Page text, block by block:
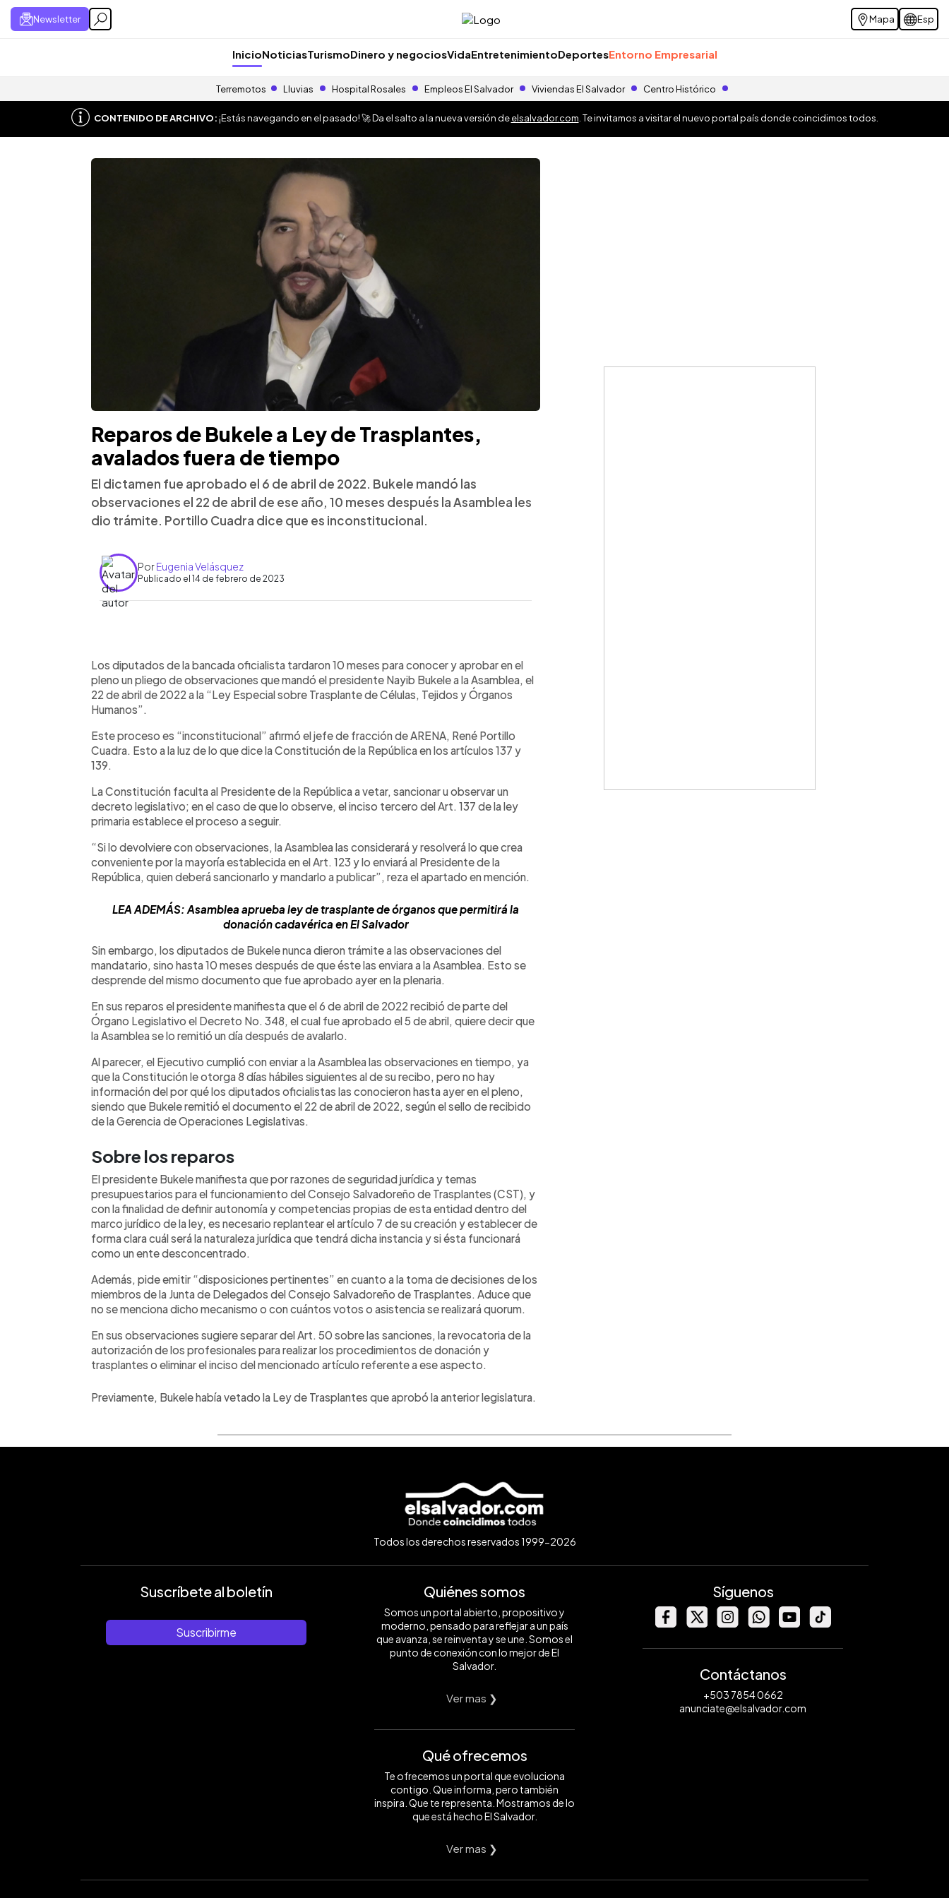
Newsletter Mapa Esp
InicioNoticiasTurismoDinero y negociosVidaEntretenimientoDeportesEntorno Empresarial
Terremotos Lluvias Hospital Rosales Empleos El Salvador Viviendas El Salvador Centro Histórico
CONTENIDO DE ARCHIVO:¡Estás navegando en el pasado! 🚀 Da el salto a la nueva versión deelsalvador.com . Te invitamos a visitar el nuevo portal país donde coincidimos todos.
Reparos de Bukele a Ley de Trasplantes,
avalados fuera de tiempo
El dictamen fue aprobado el 6 de abril de 2022. Bukele mandó las
observaciones el 22 de abril de ese año, 10 meses después la Asamblea les
dio trámite. Portillo Cuadra dice que es inconstitucional.
PorEugenia Velásquez
Publicado el 14 de febrero de 2023
► Escuchar artículo
Los diputados de la bancada oficialista tardaron 10 meses para conocer y aprobar en el
pleno un pliego de observaciones que mandó el presidente Nayib Bukele a la Asamblea, el
22 de abril de 2022 a la “Ley Especial sobre Trasplante de Células, Tejidos y Órganos
Humanos”.
Este proceso es “inconstitucional” afirmó el jefe de fracción de ARENA, René Portillo
Cuadra. Esto a la luz de lo que dice la Constitución de la República en los artículos 137 y
139.
La Constitución faculta al Presidente de la República a vetar, sancionar u observar un
decreto legislativo; en el caso de que lo observe, el inciso tercero del Art. 137 de la ley
primaria establece el proceso a seguir.
“Si lo devolviere con observaciones, la Asamblea las considerará y resolverá lo que crea
conveniente por la mayoría establecida en el Art. 123 y lo enviará al Presidente de la
República, quien deberá sancionarlo y mandarlo a publicar”, reza el apartado en mención.
LEA ADEMÁS: Asamblea aprueba ley de trasplante de órganos que permitirá la
donación cadavérica en El Salvador
Sin embargo, los diputados de Bukele nunca dieron trámite a las observaciones del
mandatario, sino hasta 10 meses después de que éste las enviara a la Asamblea. Esto se
desprende del mismo documento que fue aprobado ayer en la plenaria.
En sus reparos el presidente manifiesta que el 6 de abril de 2022 recibió de parte del
Órgano Legislativo el Decreto No. 348, el cual fue aprobado el 5 de abril, quiere decir que
la Asamblea se lo remitió un día después de avalarlo.
Al parecer, el Ejecutivo cumplió con enviar a la Asamblea las observaciones en tiempo, ya
que la Constitución le otorga 8 días hábiles siguientes al de su recibo, pero no hay
información del por qué los diputados oficialistas las conocieron hasta ayer en el pleno,
siendo que Bukele remitió el documento el 22 de abril de 2022, según el sello de recibido
de la Gerencia de Operaciones Legislativas.
Sobre los reparos
El presidente Bukele manifiesta que por razones de seguridad jurídica y temas
presupuestarios para el funcionamiento del Consejo Salvadoreño de Trasplantes (CST), y
con la finalidad de definir autonomía y competencias propias de esta entidad dentro del
marco jurídico de la ley, es necesario replantear el artículo 7 de su creación y establecer de
forma clara cuál será la naturaleza jurídica que tendrá dicha instancia y si ésta funcionará
como un ente desconcentrado.
Además, pide emitir “disposiciones pertinentes” en cuanto a la toma de decisiones de los
miembros de la Junta de Delegados del Consejo Salvadoreño de Trasplantes. Aduce que
no se menciona dicho mecanismo o con cuántos votos o asistencia se realizará quorum.
En sus observaciones sugiere separar del Art. 50 sobre las sanciones, la revocatoria de la
autorización de los profesionales para realizar los procedimientos de donación y
trasplantes o eliminar el inciso del mencionado artículo referente a ese aspecto.
Previamente, Bukele había vetado la Ley de Trasplantes que aprobó la anterior legislatura.
Todos los derechos reservados 1999-2026
Suscríbete al boletín
Suscribirme
Quiénes somos
Somos un portal abierto, propositivo y
moderno, pensado para reflejar a un país
que avanza, se reinventa y se une. Somos el
punto de conexión con lo mejor de El
Salvador.
Ver mas ❯
Qué ofrecemos
Te ofrecemos un portal que evoluciona
contigo. Que informa, pero también
inspira. Que te representa. Mostramos de lo
que está hecho El Salvador.
Ver mas ❯
Síguenos
Contáctanos
+503 7854 0662
anunciate@elsalvador.com